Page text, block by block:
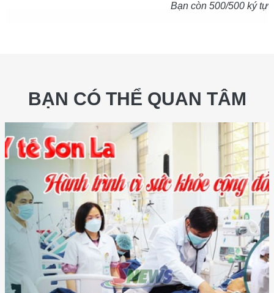
Bạn còn 500/500 ký tự
BẠN CÓ THỂ QUAN TÂM